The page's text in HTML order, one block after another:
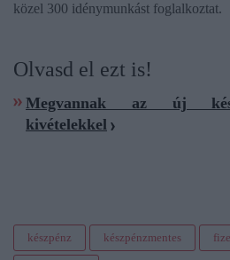
közel 300 idénymunkást foglalkoztat.
Olvasd el ezt is!
Megvannak az új
kivételekkel
készpénz készpénzmentes